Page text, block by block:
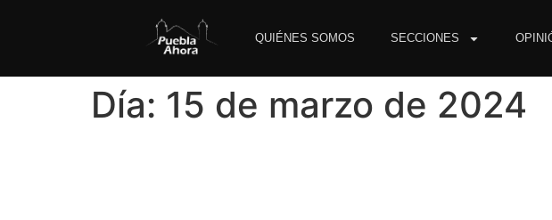
QUIÉNES SOMOS SECCIONES
Día: 15 de marzo de 2024